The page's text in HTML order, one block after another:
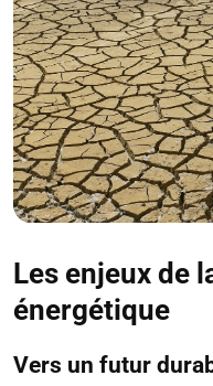
Les enjeux de
énergétique
Vers un futur